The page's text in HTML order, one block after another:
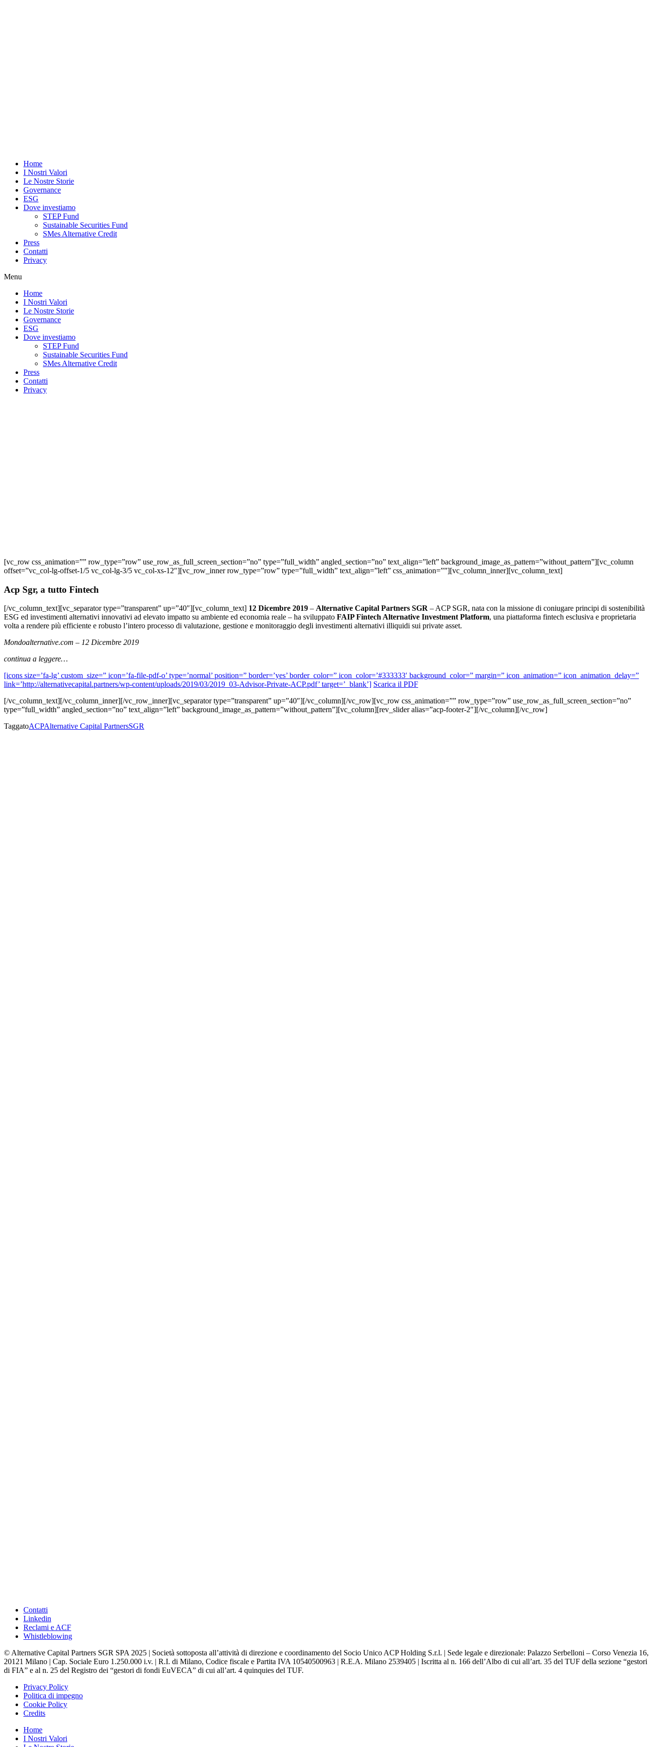
Home
I Nostri Valori
Le Nostre Storie
Governance
ESG
Dove investiamo
STEP Fund
Sustainable Securities Fund
SMes Alternative Credit
Press
Contatti
Privacy
Menu
Home
I Nostri Valori
Le Nostre Storie
Governance
ESG
Dove investiamo
STEP Fund
Sustainable Securities Fund
SMes Alternative Credit
Press
Contatti
Privacy
[vc_row css_animation=”” row_type=”row” use_row_as_full_screen_section=”no” type=”full_width” angled_section=”no” text_align=”left” background_image_as_pattern=”without_pattern”][vc_column
offset=”vc_col-lg-offset-1/5 vc_col-lg-3/5 vc_col-xs-12″][vc_row_inner row_type=”row” type=”full_width” text_align=”left” css_animation=””][vc_column_inner][vc_column_text]
Acp Sgr, a tutto Fintech
[/vc_column_text][vc_separator type=”transparent” up=”40″][vc_column_text] 12 Dicembre 2019 – Alternative Capital Partners SGR – ACP SGR, nata con la missione di coniugare principi di sostenibilità
ESG ed investimenti alternativi innovativi ad elevato impatto su ambiente ed economia reale – ha sviluppato FAIP Fintech Alternative Investment Platform, una piattaforma fintech esclusiva e proprietaria
volta a rendere più efficiente e robusto l’intero processo di valutazione, gestione e monitoraggio degli investimenti alternativi illiquidi sui private asset.
Mondoalternative.com – 12 Dicembre 2019
continua a leggere…
[icons size=’fa-lg’ custom_size=” icon=’fa-file-pdf-o’ type=’normal’ position=” border=’yes’ border_color=” icon_color=’#333333′ background_color=” margin=” icon_animation=” icon_animation_delay=”
link=’http://alternativecapital.partners/wp-content/uploads/2019/03/2019_03-Advisor-Private-ACP.pdf’ target=’_blank’] Scarica il PDF
[/vc_column_text][/vc_column_inner][/vc_row_inner][vc_separator type=”transparent” up=”40″][/vc_column][/vc_row][vc_row css_animation=”” row_type=”row” use_row_as_full_screen_section=”no”
type=”full_width” angled_section=”no” text_align=”left” background_image_as_pattern=”without_pattern”][vc_column][rev_slider alias=”acp-footer-2″][/vc_column][/vc_row]
TaggatoACPAlternative Capital PartnersSGR
Contatti
Linkedin
Reclami e ACF
Whistleblowing
© Alternative Capital Partners SGR SPA 2025 | Società sottoposta all’attività di direzione e coordinamento del Socio Unico ACP Holding S.r.l. | Sede legale e direzionale: Palazzo Serbelloni – Corso Venezia 16,
20121 Milano | Cap. Sociale Euro 1.250.000 i.v. | R.I. di Milano, Codice fiscale e Partita IVA 10540500963 | R.E.A. Milano 2539405 | Iscritta al n. 166 dell’Albo di cui all’art. 35 del TUF della sezione “gestori
di FIA” e al n. 25 del Registro dei “gestori di fondi EuVECA” di cui all’art. 4 quinquies del TUF.
Privacy Policy
Politica di impegno
Cookie Policy
Credits
Home
I Nostri Valori